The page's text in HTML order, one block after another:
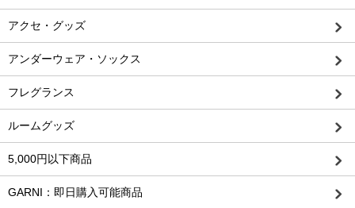
アクセ・グッズ
アンダーウェア・ソックス
フレグランス
ルームグッズ
5,000円以下商品
GARNI：即日購入可能商品